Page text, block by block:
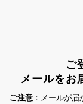
ご
メールをお
ご注意 ：メールが